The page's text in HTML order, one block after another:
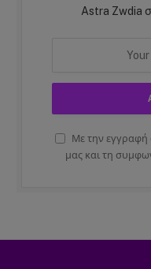
Astra Zwdia
Με την εγγραφή
μας και τη